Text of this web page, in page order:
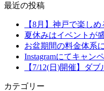
最近の投稿
【8月】神戸で楽し
夏休みはイベントが
お盆期間の料金体系
Instagramにてキャン
【7/12(日)開催】ダ
カテゴリー